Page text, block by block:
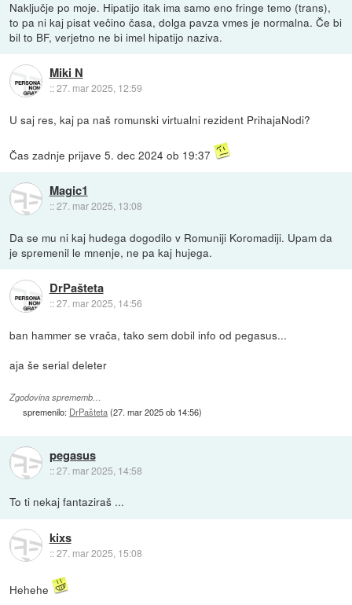
Naključje po moje. Hipatijo itak ima samo eno fringe temo (trans),
to pa ni kaj pisat večino časa, dolga pavza vmes je normalna. Če bi
bil to BF, verjetno ne bi imel hipatijo naziva.
Miki N
::27. mar 2025, 12:59
U saj res, kaj pa naš romunski virtualni rezident PrihajaNodi?
Čas zadnje prijave 5. dec 2024 ob 19:37
Magic1
::27. mar 2025, 13:08
Da se mu ni kaj hudega dogodilo v Romuniji Koromadiji. Upam da
je spremenil le mnenje, ne pa kaj hujega.
DrPašteta
::27. mar 2025, 14:56
ban hammer se vrača, tako sem dobil info od pegasus...
aja še serial deleter
Zgodovina sprememb…
spremenilo: DrPašteta(27. mar 2025 ob 14:56)
pegasus
::27. mar 2025, 14:58
To ti nekaj fantaziraš ...
kixs
::27. mar 2025, 15:08
Hehehe